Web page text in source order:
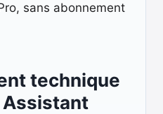
sans abonnement
technique